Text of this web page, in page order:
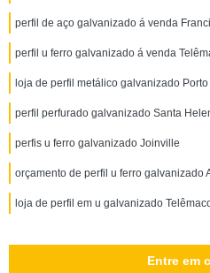
perfil de aço galvanizado á venda
perfil u ferro galvanizado á venda
loja de perfil metálico galvanizado
perfil perfurado galvanizado Santa
perfis u ferro galvanizado Joinville
orçamento de perfil u ferro galvanizado
loja de perfil em u galvanizado
Entre em